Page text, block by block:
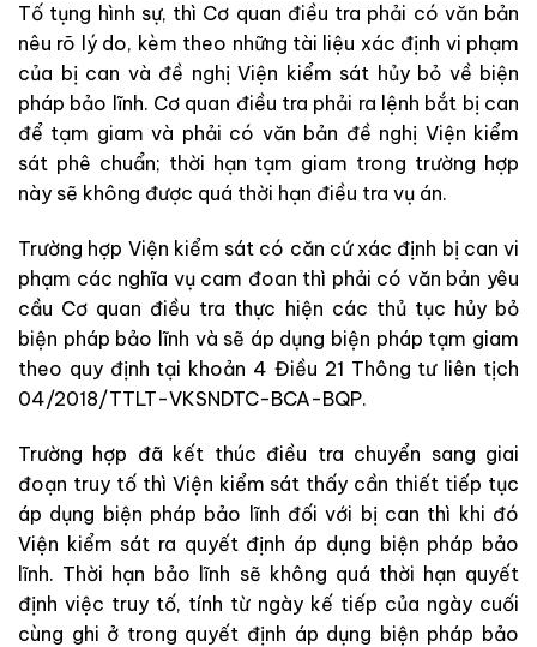
Tố tụng hình sự, thì Cơ quan điều tra phải có văn bản
nêu rõ lý do, kèm theo những tài liệu xác định vi phạm
của bị can và đề nghị Viện kiểm sát hủy bỏ về biện
pháp bảo lĩnh. Cơ quan điều tra phải ra lệnh bắt bị can
để tạm giam và phải có văn bản đề nghị Viện kiểm
sát phê chuẩn; thời hạn tạm giam trong trường hợp
này sẽ không được quá thời hạn điều tra vụ án.
Trường hợp Viện kiểm sát có căn cứ xác định bị can vi
phạm các nghĩa vụ cam đoan thì phải có văn bản yêu
cầu Cơ quan điều tra thực hiện các thủ tục hủy bỏ
biện pháp bảo lĩnh và sẽ áp dụng biện pháp tạm giam
theo quy định tại khoản 4 Điều 21 Thông tư liên tịch
04/2018/TTLT-VKSNDTC-BCA-BQP.
Trường hợp đã kết thúc điều tra chuyển sang giai
đoạn truy tố thì Viện kiểm sát thấy cần thiết tiếp tục
áp dụng biện pháp bảo lĩnh đối với bị can thì khi đó
Viện kiểm sát ra quyết định áp dụng biện pháp bảo
lĩnh. Thời hạn bảo lĩnh sẽ không quá thời hạn quyết
định việc truy tố, tính từ ngày kế tiếp của ngày cuối
cùng ghi ở trong quyết định áp dụng biện pháp bảo